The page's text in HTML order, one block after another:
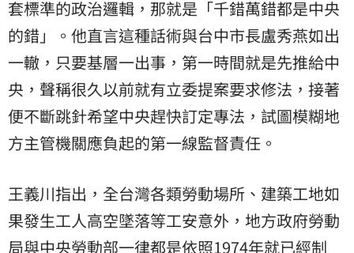
套標準的政治邏輯，那就是「千錯萬錯都是中央
的錯」。他直言這種話術與台中市長盧秀燕如出
一轍，只要基層一出事，第一時間就是先推給中
央，聲稱很久以前就有立委提案要求修法，接著
便不斷跳針希望中央趕快訂定專法，試圖模糊地
方主管機關應負起的第一線監督責任。
王義川指出，全台灣各類勞動場所、建築工地如
果發生工人高空墜落等工安意外，地方政府勞動
局與中央勞動部一律都是依照1974年就已經制